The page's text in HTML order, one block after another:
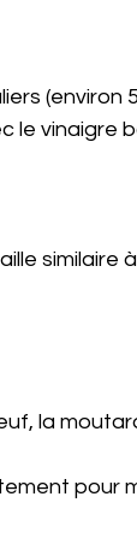
(environ
vinaigre
similaire
la
pour